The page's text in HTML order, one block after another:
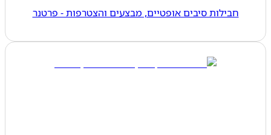
חבילות סיבים אופטיים, מבצעים והצטרפות - פרטנר